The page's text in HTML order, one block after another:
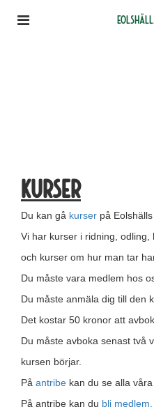
Kurser
Du kan gå kurser på Eolshälls
Vi har kurser i ridning,
och kurser om hur man tar
Du måste vara medlem hos
Du måste anmäla dig till den
Det kostar 50 kronor att
Du måste avboka senast två
kursen börjar.
På antribe kan du se alla våra
På antribe kan du bli medlem.